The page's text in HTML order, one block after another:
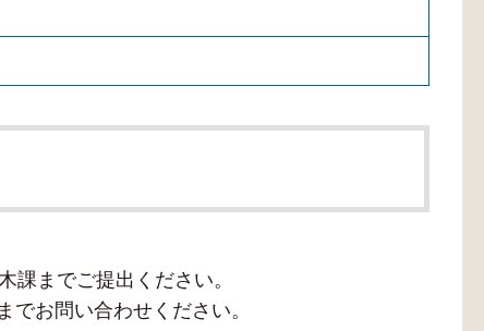
までご提出ください。
お問い合わせください。